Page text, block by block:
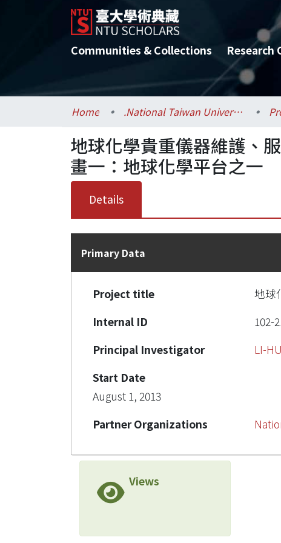
Communities & Collections Research
Home .National Taiwan University / 國立臺灣大學
地球化學貴重儀器維護、
畫一：地球化學平台之一
Details
Primary Data
Project title
地球
Internal ID
102-
Principal Investigator
LI-
Start Date
August 1, 2013
Partner Organizations
Views